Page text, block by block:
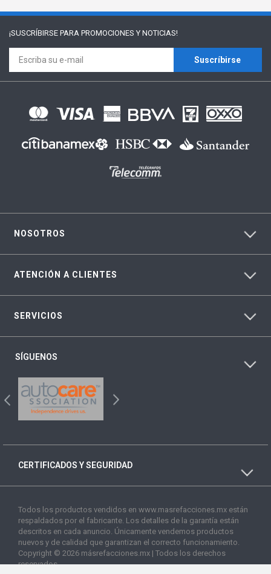
¡SUSCRÍBIRSE PARA PROMOCIONES Y NOTICIAS!
Suscríbirse
NOSOTROS
ATENCIÓN A CLIENTES
SERVICIOS
SÍGUENOS
CERTIFICADOS Y SEGURIDAD
Todos los productos vendidos en www.masrefacciones.mx están
respaldados por el fabricante. Los detalles de la garantía están
descritos en cada anuncio. Únicamente vendemos productos
nuevos y de calidad que garantizan el correcto funcionamiento.
Copyright © 2026 másrefacciones.mx | Todos los derechos
reservados